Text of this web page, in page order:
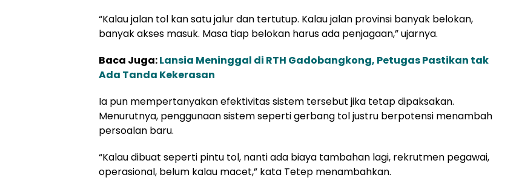
“Kalau jalan tol kan satu jalur dan tertutup. Kalau jalan provinsi banyak belokan,
banyak akses masuk. Masa tiap belokan harus ada penjagaan,” ujarnya.
Baca Juga:Lansia Meninggal di RTH Gadobangkong, Petugas Pastikan tak
Ada Tanda Kekerasan
Ia pun mempertanyakan efektivitas sistem tersebut jika tetap dipaksakan.
Menurutnya, penggunaan sistem seperti gerbang tol justru berpotensi menambah
persoalan baru.
“Kalau dibuat seperti pintu tol, nanti ada biaya tambahan lagi, rekrutmen pegawai,
operasional, belum kalau macet,” kata Tetep menambahkan.